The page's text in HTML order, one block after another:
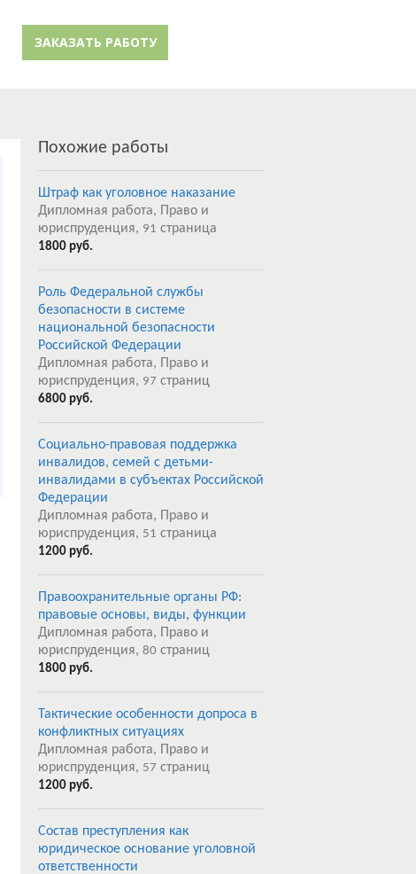
ЗАКАЗАТЬ РАБОТУ
Похожие работы
Штраф как уголовное наказание
Дипломная работа, Право и
юриспруденция, 91 страница
1800 руб.
Роль Федеральной службы
безопасности в системе
национальной безопасности
Российской Федерации
Дипломная работа, Право и
юриспруденция, 97 страниц
6800 руб.
Социально-правовая поддержка
инвалидов, семей с детьми-
инвалидами в субъектах Российской
Федерации
Дипломная работа, Право и
юриспруденция, 51 страница
1200 руб.
Правоохранительные органы РФ:
правовые основы, виды, функции
Дипломная работа, Право и
юриспруденция, 80 страниц
1800 руб.
Тактические особенности допроса в
конфликтных ситуациях
Дипломная работа, Право и
юриспруденция, 57 страниц
1200 руб.
Состав преступления как
юридическое основание уголовной
ответственности